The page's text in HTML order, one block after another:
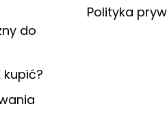
do
Polityka